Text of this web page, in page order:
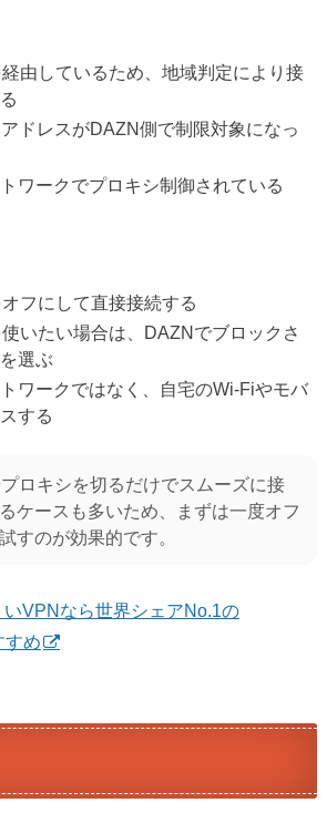
由しているため、地域判定により接
ドレスがDAZN側で制限対象になっ
ワークでプロキシ制御されている
フにして直接接続する
いたい場合は、DAZNでブロックさ
選ぶ
ワークではなく、自宅のWi-Fiやモバ
する
ロキシを切るだけでスムーズに接
ケースも多いため、まずは一度オフ
すのが効果的です。
VPNなら世界シェアNo.1の
すめ